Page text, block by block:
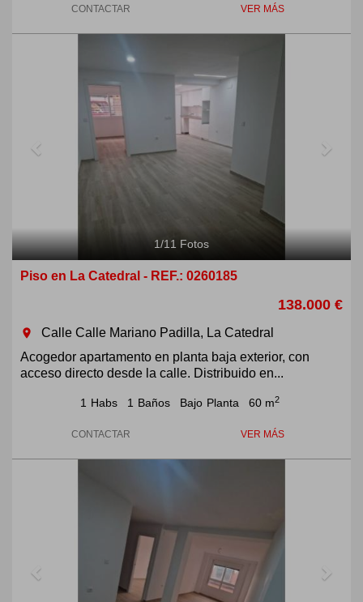
CONTACTAR VER MÁS
1/11 Fotos
Piso en La Catedral - REF.: 0260185
138.000 €
room
Calle Calle Mariano Padilla, La Catedral
Acogedor apartamento en planta baja exterior, con
acceso directo desde la calle. Distribuido en...
1 Habs 1 Baños Bajo Planta 60 m2
CONTACTAR VER MÁS